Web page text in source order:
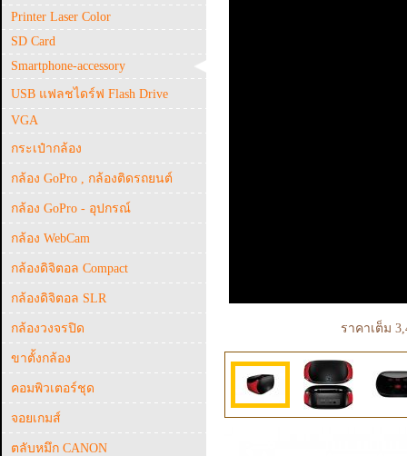
Printer Laser Color
SD Card
Smartphone-accessory
USB แฟลชไดร์ฟ Flash Drive
VGA
กระเป๋ากล้อง
กล้อง GoPro , กล้องติดรถยนต์
กล้อง GoPro - อุปกรณ์
กล้อง WebCam
กล้องดิจิตอล Compact
กล้องดิจิตอล SLR
กล้องวงจรปิด
ขาตั้งกล้อง
คอมพิวเตอร์ชุด
จอยเกมส์
ตลับหมึก CANON
ราคาเต็ม